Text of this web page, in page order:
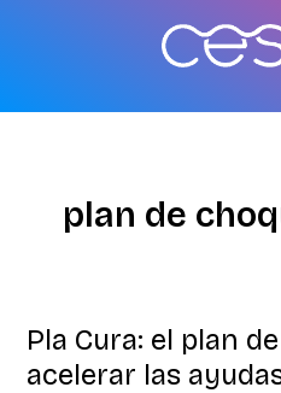
plan de
Pla Cura: el plan
acelerar las
Pla
Cura: